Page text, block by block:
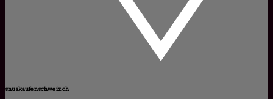
snuskaufenschweiz.ch